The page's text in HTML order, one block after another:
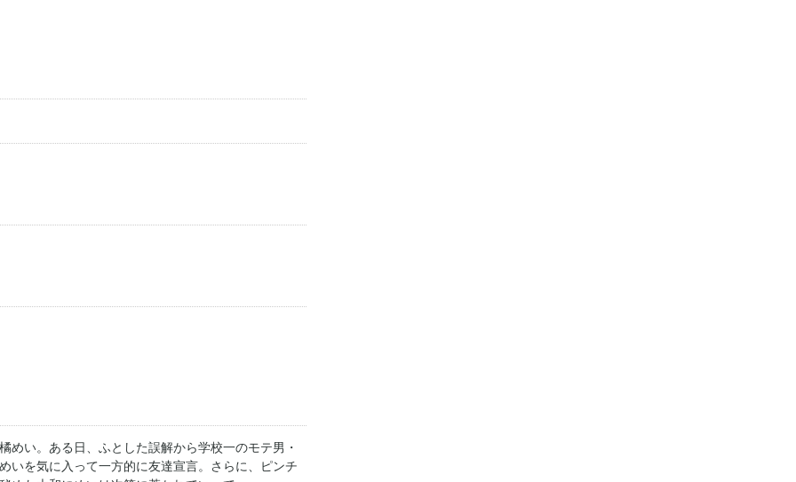
めい。ある日、ふとした誤解から学校一のモテ男・
いを気に入って一方的に友達宣言。さらに、ピンチ